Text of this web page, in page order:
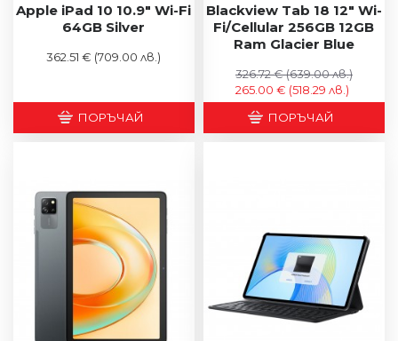
Apple iPad 10 10.9" Wi-Fi
64GB Silver
362.51 € (709.00 лв.)
ПОРЪЧАЙ
Blackview Tab 18 12" Wi-
Fi/Cellular 256GB 12GB
Ram Glacier Blue
265.00 € (518.29 лв.)
326.72 €(639.00 лв.)
ПОРЪЧАЙ